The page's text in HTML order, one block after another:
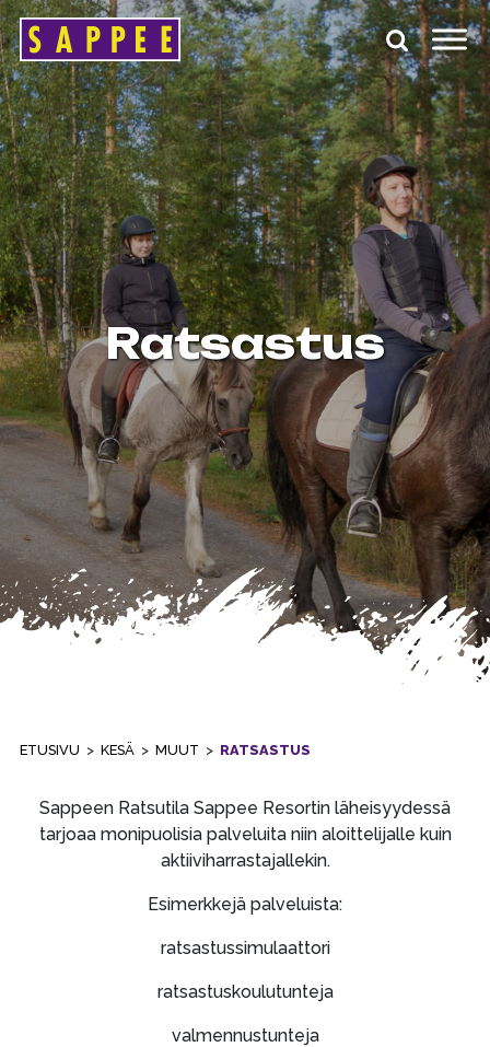
Päävalikko
Ratsastus
ETUSIVU > KESÄ > MUUT > RATSASTUS
Sappeen Ratsutila Sappee Resortin läheisyydessä
tarjoaa monipuolisia palveluita niin aloittelijalle kuin
aktiiviharrastajallekin.
Esimerkkejä palveluista:
ratsastussimulaattori
ratsastuskoulutunteja
valmennustunteja